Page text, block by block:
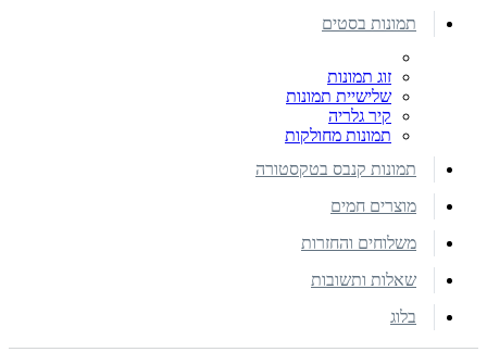
תמונות בסטים
זוג תמונות
שלישיית תמונות
קיר גלריה
תמונות מחולקות
תמונות קנבס בטקסטורה
מוצרים חמים
משלוחים והחזרות
שאלות ותשובות
בלוג